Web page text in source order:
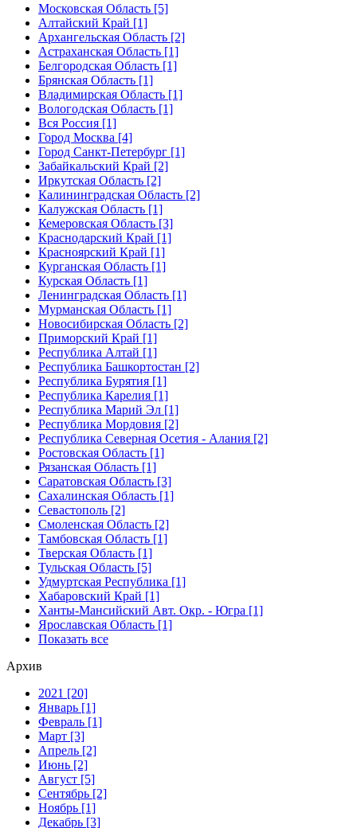
Московская Область [5]
Алтайский Край [1]
Архангельская Область [2]
Астраханская Область [1]
Белгородская Область [1]
Брянская Область [1]
Владимирская Область [1]
Вологодская Область [1]
Вся Россия [1]
Город Москва [4]
Город Санкт-Петербург [1]
Забайкальский Край [2]
Иркутская Область [2]
Калининградская Область [2]
Калужская Область [1]
Кемеровская Область [3]
Краснодарский Край [1]
Красноярский Край [1]
Курганская Область [1]
Курская Область [1]
Ленинградская Область [1]
Мурманская Область [1]
Новосибирская Область [2]
Приморский Край [1]
Республика Алтай [1]
Республика Башкортостан [2]
Республика Бурятия [1]
Республика Карелия [1]
Республика Марий Эл [1]
Республика Мордовия [2]
Республика Северная Осетия - Алания [2]
Ростовская Область [1]
Рязанская Область [1]
Саратовская Область [3]
Сахалинская Область [1]
Севастополь [2]
Смоленская Область [2]
Тамбовская Область [1]
Тверская Область [1]
Тульская Область [5]
Удмуртская Республика [1]
Хабаровский Край [1]
Ханты-Мансийский Авт. Окр. - Югра [1]
Ярославская Область [1]
Показать все
Архив
2021 [20]
Январь [1]
Февраль [1]
Март [3]
Апрель [2]
Июнь [2]
Август [5]
Сентябрь [2]
Ноябрь [1]
Декабрь [3]